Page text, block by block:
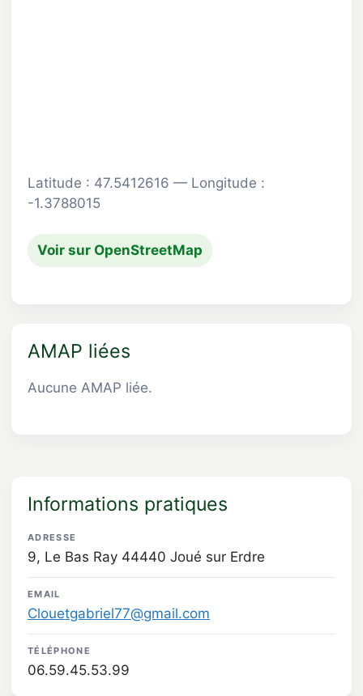
Latitude : 47.5412616 — Longitude :
-1.3788015
Voir sur OpenStreetMap
AMAP liées
Aucune AMAP liée.
Informations pratiques
ADRESSE
9, Le Bas Ray 44440 Joué sur Erdre
EMAIL
Clouetgabriel77@gmail.com
TÉLÉPHONE
06.59.45.53.99